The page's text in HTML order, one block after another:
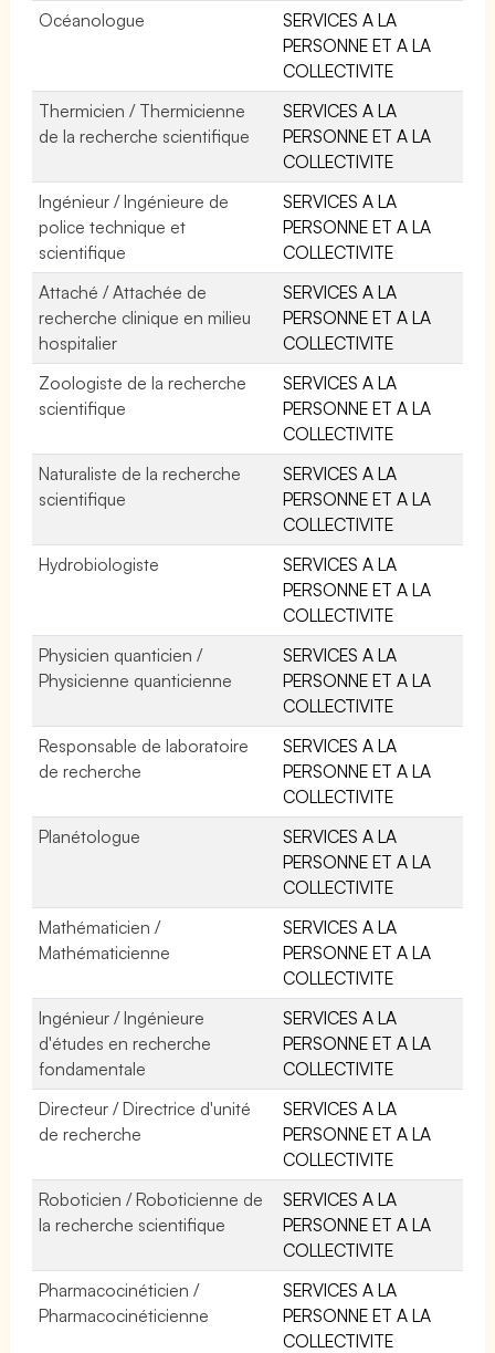
Océanologue
SERVICES A LA
PERSONNE ET A LA
COLLECTIVITE
Thermicien / Thermicienne
de la recherche scientifique
SERVICES A LA
PERSONNE ET A LA
COLLECTIVITE
Ingénieur / Ingénieure de
police technique et
scientifique
SERVICES A LA
PERSONNE ET A LA
COLLECTIVITE
Attaché / Attachée de
recherche clinique en milieu
hospitalier
SERVICES A LA
PERSONNE ET A LA
COLLECTIVITE
Zoologiste de la recherche
scientifique
SERVICES A LA
PERSONNE ET A LA
COLLECTIVITE
Naturaliste de la recherche
scientifique
SERVICES A LA
PERSONNE ET A LA
COLLECTIVITE
Hydrobiologiste
SERVICES A LA
PERSONNE ET A LA
COLLECTIVITE
Physicien quanticien /
Physicienne quanticienne
SERVICES A LA
PERSONNE ET A LA
COLLECTIVITE
Responsable de laboratoire
de recherche
SERVICES A LA
PERSONNE ET A LA
COLLECTIVITE
Planétologue
SERVICES A LA
PERSONNE ET A LA
COLLECTIVITE
Mathématicien /
Mathématicienne
SERVICES A LA
PERSONNE ET A LA
COLLECTIVITE
Ingénieur / Ingénieure
d'études en recherche
fondamentale
SERVICES A LA
PERSONNE ET A LA
COLLECTIVITE
Directeur / Directrice d'unité
de recherche
SERVICES A LA
PERSONNE ET A LA
COLLECTIVITE
Roboticien / Roboticienne de
la recherche scientifique
SERVICES A LA
PERSONNE ET A LA
COLLECTIVITE
Pharmacocinéticien /
Pharmacocinéticienne
SERVICES A LA
PERSONNE ET A LA
COLLECTIVITE